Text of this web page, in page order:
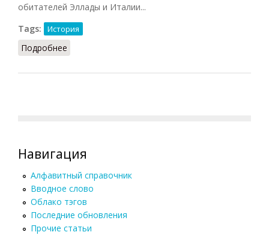
обитателей Эллады и Италии...
Tags:
История
Подробнее
Навигация
Алфавитный справочник
Вводное слово
Облако тэгов
Последние обновления
Прочие статьи